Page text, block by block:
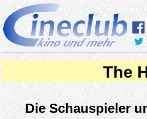
The
Die Schauspieler